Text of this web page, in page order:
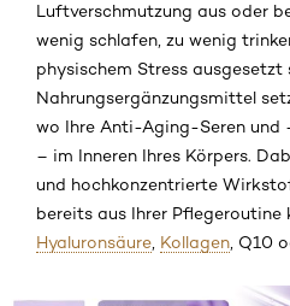
Luftverschmutzung aus oder
wenig schlafen, zu wenig
physischem Stress
Nahrungsergänzungsmittel
wo Ihre Anti-Aging-Seren und
– im Inneren Ihres Körpers.
und hochkonzentrierte
bereits aus Ihrer Pflegeroutine
Hyaluronsäure Kollagen , Q10